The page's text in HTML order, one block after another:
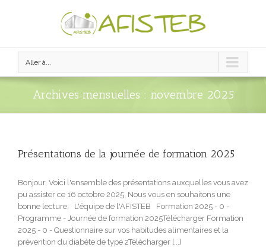
Aller à...
Archives mensuelles : novembre 2025
Présentations de la journée de formation 2025
Bonjour, Voici l'ensemble des présentations auxquelles vous avez
pu assister ce 16 octobre 2025. Nous vous en souhaitons une
bonne lecture, L'équipe de l'AFISTEB Formation 2025 - 0 -
Programme - Journée de formation 2025Télécharger Formation
2025 - 0 - Questionnaire sur vos habitudes alimentaires et la
prévention du diabète de type 2Télécharger [...]